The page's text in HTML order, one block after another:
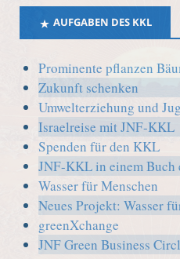
AUFGABEN DES KKL
Prominente pflanzen
Zukunft schenken
Umwelterziehung und
Israelreise mit JNF-KKL
Spenden für den KKL
JNF-KKL in einem Buch
Wasser für Menschen
Neues Projekt: Wasser
greenXchange
JNF Green Business